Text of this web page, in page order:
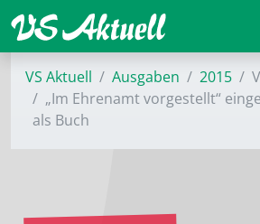
VS Aktuell Ausgaben 2015
„Im Ehrenamt vorgestellt“
als Buch